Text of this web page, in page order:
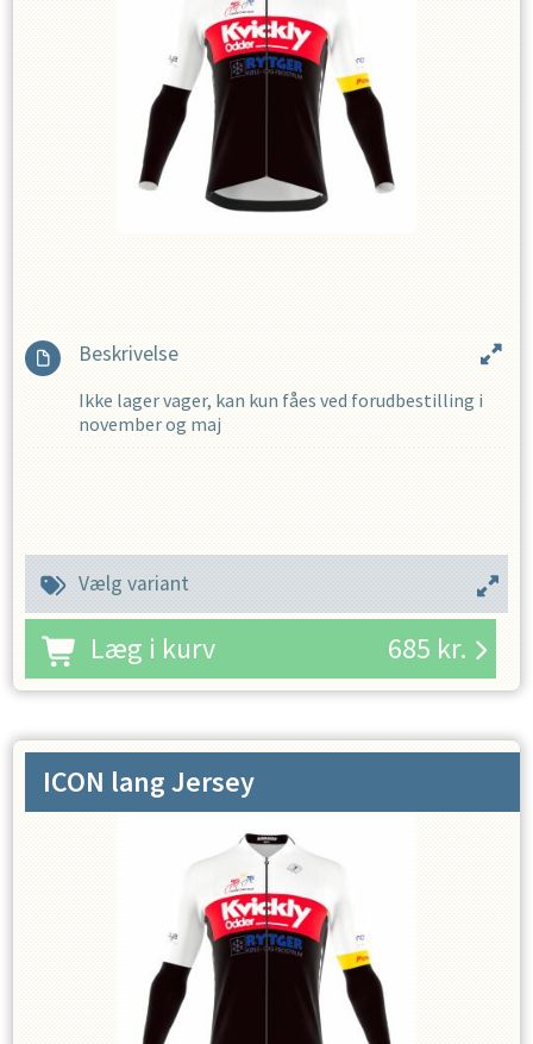
Beskrivelse
Ikke lager vager, kan kun fåes ved forudbestilling i
november og maj
Læg i kurv 685 kr.
Vælg variant
ICON lang Jersey